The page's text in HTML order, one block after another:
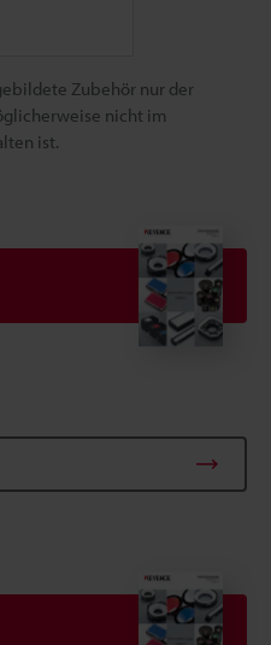
Zubehör nur der
nicht im
ist.